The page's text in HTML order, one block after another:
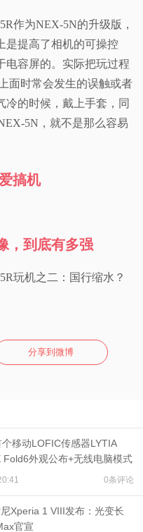
作为NEX-5N的升级版，
是提高了相机的可操控
电容屏的。实际把玩过程
面时常会发生的误触或者
冷的时候，戴上手套，同
5N，就不是那么容易
搞机
，到底有多强
玩机之二：国行缩水？
分享到微博
移动LOFIC传感器LYTIA
Fold6外观公布+无线电脑模式
0条评论
Xperia 1 VIII发布：光变长
官宣